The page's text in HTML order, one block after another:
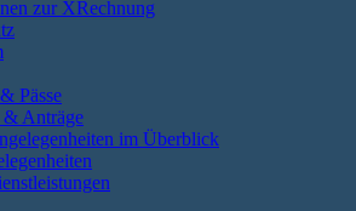
zur XRechnung
Pässe
& Anträge
im Überblick